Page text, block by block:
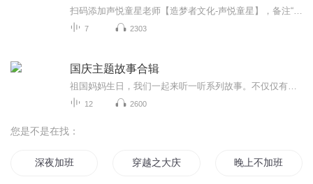
7 2303
国庆主题故事合辑
12 2600
您是不是在找：
深夜加班 穿越之大庆帝国 晚上不加班